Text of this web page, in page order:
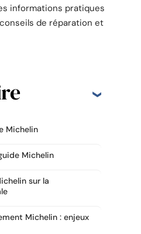
informations pratiques
de réparation et
Michelin
Michelin
sur la
Michelin : enjeux